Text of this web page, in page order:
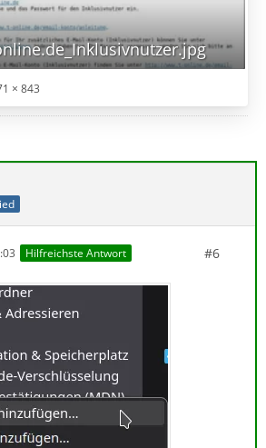
× 843
Hilfreichste Antwort #6